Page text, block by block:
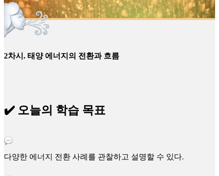
2차시. 태양 에너지의 전환과 흐름
✔️ 오늘의 학습 목표
다양한 에너지 전환 사례를 관찰하고 설명할 수 있다.